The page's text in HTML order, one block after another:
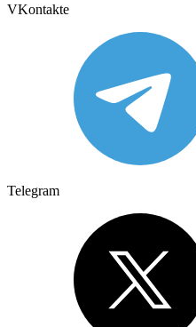
VKontakte
Telegram